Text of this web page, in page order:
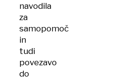
navodila
za
samopomoč
in
tudi
povezavo
do